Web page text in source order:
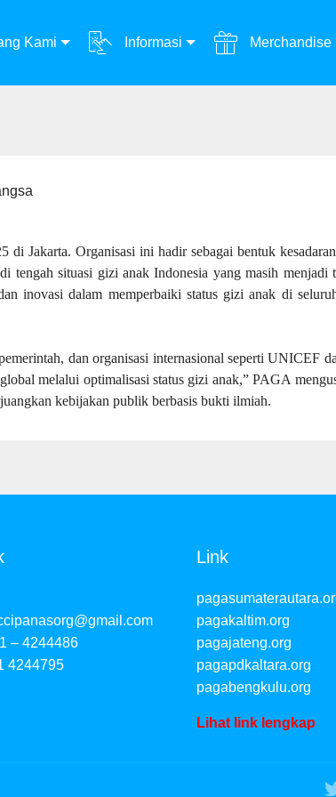
Kami Informasi Merchandise
Jakarta. Organisasi ini hadir sebagai bentuk
tengah situasi gizi anak Indonesia yang masih menjadi
inovasi dalam memperbaiki status gizi anak di
dan organisasi internasional seperti UNICEF
melalui optimalisasi status gizi anak,” PAGA
kebijakan publik berbasis bukti ilmiah.
– 4244486
4244795
Link
pagakaltim.org
pagajateng.org
pagapdkaltara.org
pagabengkulu.org
Lihat link lengkap